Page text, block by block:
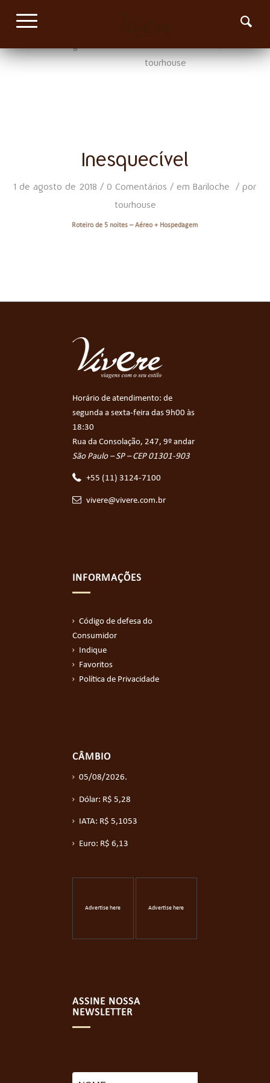
/ /
tourhouse
Inesquecível
1 de agosto de 2018 / 0 Comentários / em Bariloche / por
tourhouse
Roteiro de 5 noites – Aéreo + Hospedagem
Horário de atendimento: de
segunda a sexta-feira das 9h00 às
18:30
Rua da Consolação, 247, 9º andar
São Paulo – SP – CEP 01301-903
+55 (11) 3124-7100
vivere@vivere.com.br
INFORMAÇÕES
Código de defesa do
Consumidor
Indique
Favoritos
Política de Privacidade
CÂMBIO
05/08/2026.
Dólar: R$ 5,28
IATA: R$ 5,1053
Euro: R$ 6,13
Advertise here Advertise here
ASSINE NOSSA
NEWSLETTER